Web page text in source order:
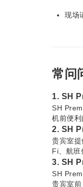
现场
常问
1. SH
SH
机前便
2. SH
贵宾室
Fi、航班
3. SH
SH
贵宾室